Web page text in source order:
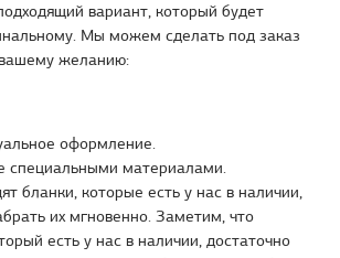
вариант, который будет
Мы можем сделать под заказ
желанию:
оформление.
специальными материалами.
бланки, которые есть у нас в наличии,
их мгновенно. Заметим, что
есть у нас в наличии, достаточно